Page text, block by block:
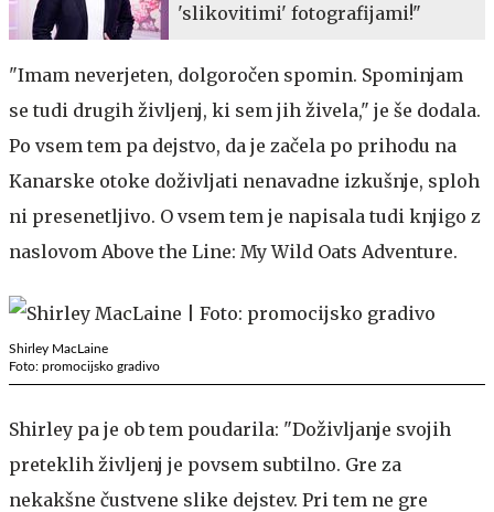
'slikovitimi' fotografijami!"
"Imam neverjeten, dolgoročen spomin. Spominjam
se tudi drugih življenj, ki sem jih živela," je še dodala.
Po vsem tem pa dejstvo, da je začela po prihodu na
Kanarske otoke doživljati nenavadne izkušnje, sploh
ni presenetljivo. O vsem tem je napisala tudi knjigo z
naslovom Above the Line: My Wild Oats Adventure.
Shirley MacLaine
Foto: promocijsko gradivo
Shirley pa je ob tem poudarila: "Doživljanje svojih
preteklih življenj je povsem subtilno. Gre za
nekakšne čustvene slike dejstev. Pri tem ne gre